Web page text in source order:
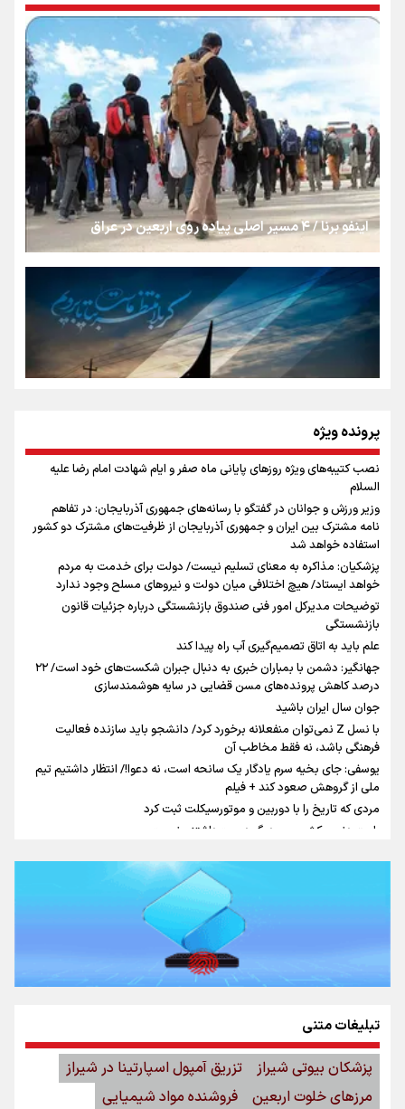
بنزین؛ تدبیری برای حفظ امنیت انرژی
«هورامان»؛ میراثی که جهان را شیفته کرد
شکستگیِ بزرگ؛ روایتِ یک استخوان، یک نسل، یک توهم!
رسانه ملی و حق مردم برای شنیدن صدای رئیس‌جمهوری
روایت ایران از کنار مردم
جمله‌ای که بغض چهارماهه را شکست؛ «آهای مردم، آقا از
تهران رفتند»
سه حسرتی که به دلم ماند
اینفو برنا / ۴ مسیر اصلی پیاده روی اربعین در عراق
اینفو برنا / توصیه‌هایی طلایی برای پیاده روی اربعین
اینفو برنا / جدول کامل فاصله مرز شلمچه تا شهرهای زیارتی
عراق
اینفو برنا/ میزان مالیات بر ارزش افزوده چقدر است؟
پرونده ویژه
نصب کتیبه‌های ویژه روزهای پایانی ماه صفر و ایام شهادت امام رضا علیه
السلام
وزیر ورزش و جوانان در گفتگو با رسانه‌های جمهوری آذربایجان: در تفاهم
نامه مشترک بین ایران و جمهوری آذربایجان از ظرفیت‌های مشترک دو کشور
استفاده خواهد شد
پزشکیان: مذاکره به معنای تسلیم نیست/ دولت برای خدمت به مردم
خواهد ایستاد/ هیچ اختلافی میان دولت و نیروهای مسلح وجود ندارد
توضیحات مدیرکل امور فنی صندوق بازنشستگی درباره جزئیات قانون
بازنشستگی
علم باید به اتاق تصمیم‌گیری آب راه پیدا کند
جهانگیر: دشمن با بمباران خبری به دنبال جبران شکست‌های خود است/ ۲۲
درصد کاهش پرونده‌های مسن قضایی در سایه هوشمندسازی
جوان سال ایران باشید
با نسل Z نمی‌توان منفعلانه برخورد کرد/ دانشجو باید سازنده فعالیت
فرهنگی باشد، نه فقط مخاطب آن
یوسفی: جای بخیه سرم یادگار یک سانحه است، نه دعوا!/ انتظار داشتیم تیم
ملی از گروهش صعود کند + فیلم
مردی که تاریخ را با دوربین و موتورسیکلت ثبت کرد
رابرت دنیرو: کشور من دیگر دوست‌داشتنی نیست
حضور تیم‌های بزرگ مثل استقلال در لیگ هستیم
تورم ۵۸ درصدی معدن / وقتی هزینه استخراج از توان قیمت‌گذاری سبقت
تبلیغات متنی
پزشکان بیوتی شیراز
تزریق آمپول اسپارتینا در شیراز
مرزهای خلوت اربعین
فروشنده مواد شیمیایی